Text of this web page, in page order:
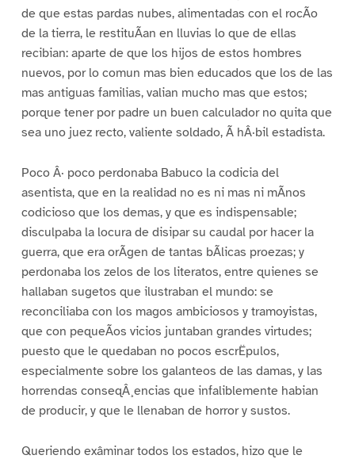
de que estas pardas nubes, alimentadas con el rocÃo
de la tierra, le restituÃan en lluvias lo que de ellas
recibian: aparte de que los hijos de estos hombres
nuevos, por lo comun mas bien educados que los de las
mas antiguas familias, valian mucho mas que estos;
porque tener por padre un buen calculador no quita que
sea uno juez recto, valiente soldado, Ã hÂ·bil estadista.
Poco Â· poco perdonaba Babuco la codicia del
asentista, que en la realidad no es ni mas ni mÃnos
codicioso que los demas, y que es indispensable;
disculpaba la locura de disipar su caudal por hacer la
guerra, que era orÃgen de tantas bÃlicas proezas; y
perdonaba los zelos de los literatos, entre quienes se
hallaban sugetos que ilustraban el mundo: se
reconciliaba con los magos ambiciosos y tramoyistas,
que con pequeÃos vicios juntaban grandes virtudes;
puesto que le quedaban no pocos escrËpulos,
especialmente sobre los galanteos de las damas, y las
horrendas conseqÂ¸encias que infaliblemente habian
de producir, y que le llenaban de horror y sustos.
Queriendo exâminar todos los estados, hizo que le